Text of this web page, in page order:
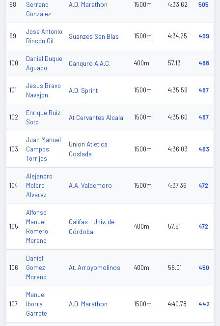
98
Serrano
Gonzalez
A.D. Marathon 1500m 4:33.62 505
99
Jose Antonio
Rincon Gil
Suanzes San Blas 1500m 4:34.25 499
100
Daniel Duque
Aguado
Canguro A.A.C. 400m 57.13 488
101
Jesus Bravo
Navajon
A.D. Sprint 1500m 4:35.59 487
102
Enrique Ruiz
Soto
At Cervantes Alcala 1500m 4:35.60 487
103
Juan Manuel
Campos
Torrijos
Union Atletica
Coslada
1500m 4:36.03 483
104
Alejandro
Molero
Alvarez
A.A. Valdemoro 1500m 4:37.36 472
105
Alfonso
Manuel
Romero
Moreno
Califas - Univ. de
Córdoba
400m 57.51 472
106
Daniel
Gomez
Moreno
At. Arroyomolinos 400m 58.01 450
107
Manuel
Iborra
Garrote
A.D. Marathon 1500m 4:40.78 442